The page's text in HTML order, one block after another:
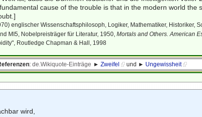
cause of the trouble is that in the modern world the
englischer Wissenschaftsphilosoph, Logiker, Mathematiker, Historiker,
MI5, Nobelpreisträger für Literatur, 1950,Mortals and Others. American
Routledge Chapman & Hall, 1998
: de.Wikiquote-Einträge ► Zweifel und ► Ungewissheit
wird,